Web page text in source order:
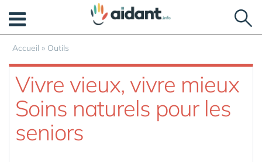
Accueil » Outils
Vivre vieux, vivre mieux
Soins naturels pour les
seniors
Panneau de gestion des cookies